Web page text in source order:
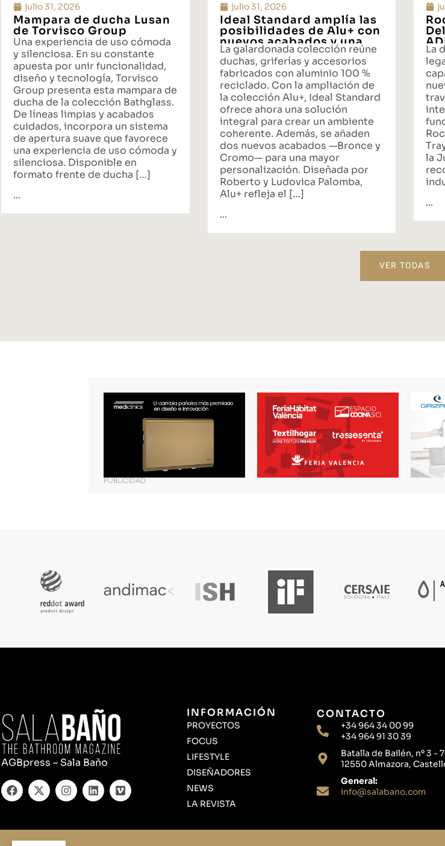
julio 31, 2026
Mampara de ducha Lusan
de Torvisco Group
Una experiencia de uso cómoda
y silenciosa. En su constante
apuesta por unir funcionalidad,
diseño y tecnología, Torvisco
Group presenta esta mampara de
ducha de la colección Bathglass.
De líneas limpias y acabados
cuidados, incorpora un sistema
de apertura suave que favorece
una experiencia de uso cómoda y
silenciosa. Disponible en
formato frente de ducha […]
...
julio 31, 2026
Ideal Standard amplía las
posibilidades de Alu+ con
nuevos acabados y una
propuesta integral de
baño
La galardonada colección reúne
duchas, griferías y accesorios
fabricados con aluminio 100 %
reciclado. Con la ampliación de
la colección Alu+, Ideal Standard
ofrece ahora una solución
integral para crear un ambiente
coherente. Además, se añaden
dos nuevos acabados —Bronce y
Cromo— para una mayor
personalización. Diseñada por
Roberto y Ludovica Palomba,
Alu+ refleja el […]
...
La
la
...
VER TODAS
PUBLICIDAD
AGBpress – Sala Baño
INFORMACIÓN
PROYECTOS
FOCUS
LIFESTYLE
DISEÑADORES
NEWS
LA REVISTA
CONTACTO
+34 964 34 00 99
+34 964 91 30 39
Batalla de Bailén, nº 3 -
12550 Almazora,
General:
info@salabano.com